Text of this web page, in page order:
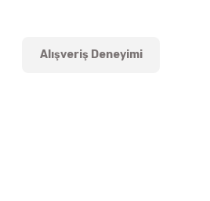
Alışveriş Deneyimi